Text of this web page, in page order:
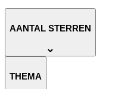
AANTAL STERREN
THEMA